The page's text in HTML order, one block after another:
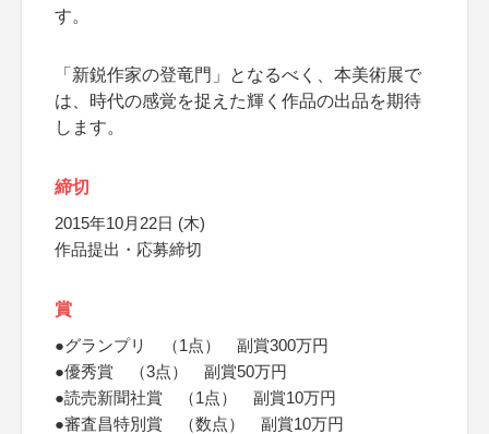
す。
「新鋭作家の登竜門」となるべく、本美術展で
は、時代の感覚を捉えた輝く作品の出品を期待
します。
締切
2015年10月22日 (木)
作品提出・応募締切
賞
●グランプリ （1点） 副賞300万円
●優秀賞 （3点） 副賞50万円
●読売新聞社賞 （1点） 副賞10万円
●審査昌特別賞 （数点） 副賞10万円